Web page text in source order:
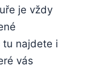
je⁢ vždy
tu najdete ⁢i
⁢vás⁢